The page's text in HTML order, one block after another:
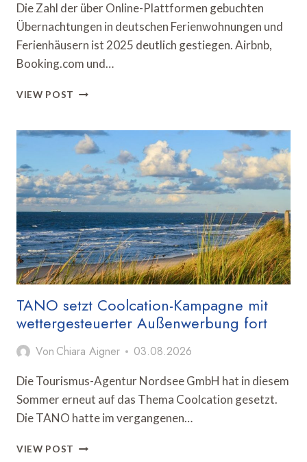
Die Zahl der über Online-Plattformen gebuchten
Übernachtungen in deutschen Ferienwohnungen und
Ferienhäusern ist 2025 deutlich gestiegen. Airbnb,
Booking.com und…
VIEW POST DESTATIS:
FÜR
FERIENUNTERKÜNFTE
ÜBERTREFFEN
VOR-
CORONA-
NIVEAU
UM
MEHR
ALS
80
PROZENT
TANO setzt Coolcation-Kampagne mit
wettergesteuerter Außenwerbung fort
Von Chiara Aigner 03.08.2026
Die Tourismus-Agentur Nordsee GmbH hat in diesem
Sommer erneut auf das Thema Coolcation gesetzt.
Die TANO hatte im vergangenen…
VIEW POST TANO